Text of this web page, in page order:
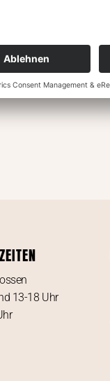
13-18 Uhr